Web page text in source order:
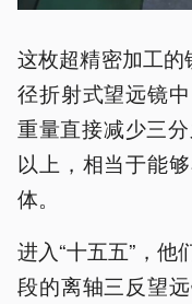
这枚超精密加工
径折射式望远镜
重量直接减少三
以上，相当于能
体。
进入“十五五”，
段的离轴三反望